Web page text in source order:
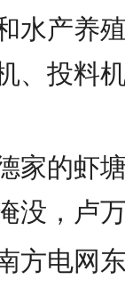
水产养
、投料
的虾塘
没，卢
电网东